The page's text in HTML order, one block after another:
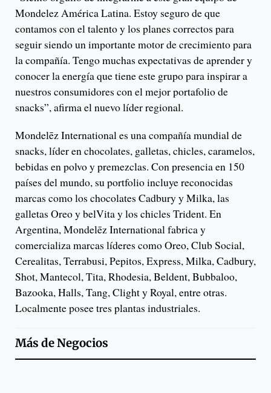
Mondelez América Latina. Estoy seguro de que
contamos con el talento y los planes correctos para
seguir siendo un importante motor de crecimiento para
la compañía. Tengo muchas expectativas de aprender y
conocer la energía que tiene este grupo para inspirar a
nuestros consumidores con el mejor portafolio de
snacks”, afirma el nuevo líder regional.
Mondelēz International es una compañía mundial de
snacks, líder en chocolates, galletas, chicles, caramelos,
bebidas en polvo y premezclas. Con presencia en 150
países del mundo, su portfolio incluye reconocidas
marcas como los chocolates Cadbury y Milka, las
galletas Oreo y belVita y los chicles Trident. En
Argentina, Mondelēz International fabrica y
comercializa marcas líderes como Oreo, Club Social,
Cerealitas, Terrabusi, Pepitos, Express, Milka, Cadbury,
Shot, Mantecol, Tita, Rhodesia, Beldent, Bubbaloo,
Bazooka, Halls, Tang, Clight y Royal, entre otras.
Localmente posee tres plantas industriales.
Más deNegocios